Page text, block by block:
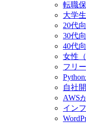
転職
大学
20代
30代
40代
女性
フリ
自社
AWS
イン